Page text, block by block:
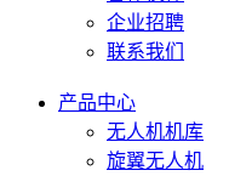
企业招聘
联系我们
产品中心
无人机机库
旋翼无人机